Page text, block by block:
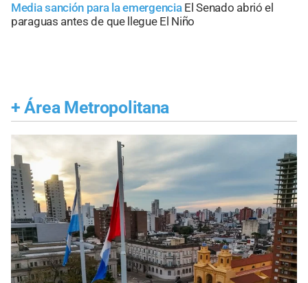
Media sanción para la emergencia El Senado abrió el
paraguas antes de que llegue El Niño
+ Área Metropolitana